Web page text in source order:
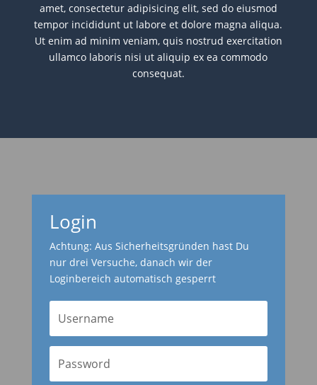
amet, consectetur adipisicing elit, sed do eiusmod
tempor incididunt ut labore et dolore magna aliqua.
Ut enim ad minim veniam, quis nostrud exercitation
ullamco laboris nisi ut aliquip ex ea commodo
consequat.
Login
Achtung: Aus Sicherheitsgründen hast Du
nur drei Versuche, danach wir der
Loginbereich automatisch gesperrt